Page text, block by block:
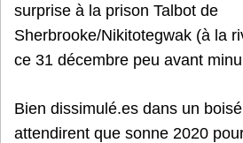
surprise à la prison Talbot de
Sherbrooke/Nikitotegwak (à la
ce 31 décembre peu avant
Bien dissimulé.es dans un
attendirent que sonne 2020